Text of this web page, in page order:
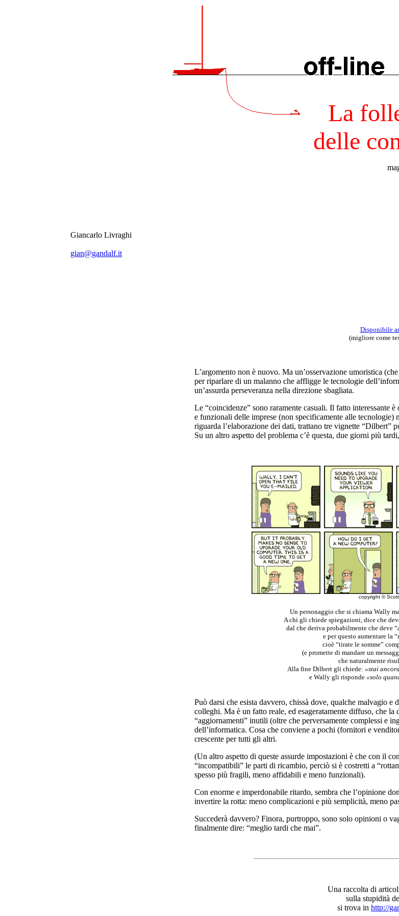
La
delle
Giancarlo Livraghi
gian@gandalf.it
Disponibile
(migliore come
L’argomento non è nuovo. Ma un’osservazione umoristica
per riparlare di un malanno che affligge le tecnologie
un’assurda perseveranza nella direzione sbagliata.
Le “coincidenze” sono raramente casuali. Il fatto interessante
e funzionali delle imprese (non specificamente alle
riguarda l’elaborazione dei dati, trattano tre vignette “Dilbert”
Su un altro aspetto del problema c’è questa, due giorni più
copyright ©
Un personaggio che si chiama Wally
A chi gli chiede spiegazioni, dice che
dal che deriva probabilmente che deve
e per questo aumentare la
cioè “tirate le somme”
(e promette di mandare un
che naturalmente
Alla fine Dilbert gli chiede: «stai
e Wally gli risponde «solo
Può darsi che esista davvero, chissà dove, qualche malvagio
colleghi. Ma è un fatto reale, ed esageratamente diffuso, che
“aggiornamenti” inutili (oltre che perversamente complessi e
dell’informatica. Cosa che conviene a pochi (fornitori e
crescente per tutti gli altri.
(Un altro aspetto di queste assurde impostazioni è che con il
“incompatibili” le parti di ricambio, perciò si è costretti a
spesso più fragili, meno affidabili e meno funzionali).
Con enorme e imperdonabile ritardo, sembra che l’opinione
invertire la rotta: meno complicazioni e più semplicità, meno
Succederà davvero? Finora, purtroppo, sono solo opinioni o
finalmente dire: “meglio tardi che mai”.
Una raccolta di
sulla stupidità
si trova in http://